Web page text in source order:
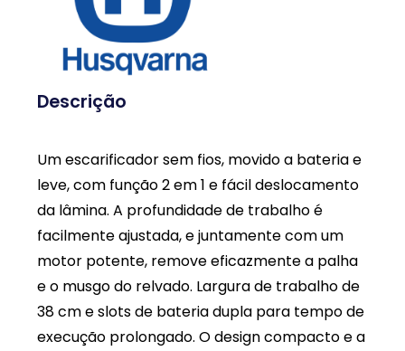
Descrição
Um escarificador sem fios, movido a bateria e
leve, com função 2 em 1 e fácil deslocamento
da lâmina. A profundidade de trabalho é
facilmente ajustada, e juntamente com um
motor potente, remove eficazmente a palha
e o musgo do relvado. Largura de trabalho de
38 cm e slots de bateria dupla para tempo de
execução prolongado. O design compacto e a